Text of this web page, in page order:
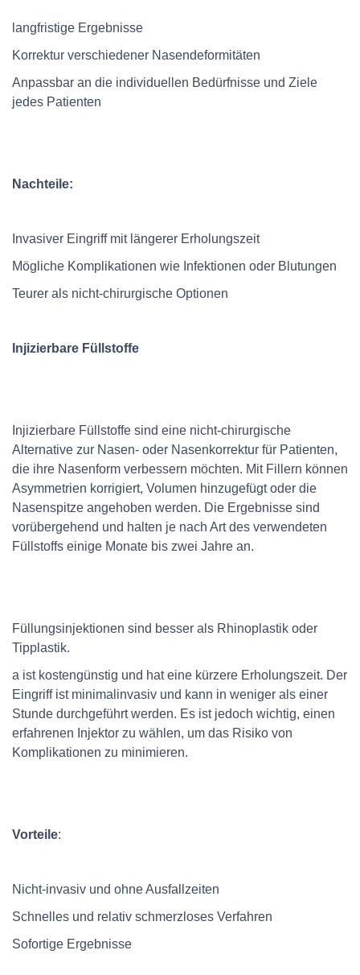
langfristige Ergebnisse
Korrektur verschiedener Nasendeformitäten
Anpassbar an die individuellen Bedürfnisse und Ziele
jedes Patienten
Nachteile:
Invasiver Eingriff mit längerer Erholungszeit
Mögliche Komplikationen wie Infektionen oder Blutungen
Teurer als nicht-chirurgische Optionen
Injizierbare Füllstoffe
Injizierbare Füllstoffe sind eine nicht-chirurgische
Alternative zur Nasen- oder Nasenkorrektur für Patienten,
die ihre Nasenform verbessern möchten. Mit Fillern können
Asymmetrien korrigiert, Volumen hinzugefügt oder die
Nasenspitze angehoben werden. Die Ergebnisse sind
vorübergehend und halten je nach Art des verwendeten
Füllstoffs einige Monate bis zwei Jahre an.
Füllungsinjektionen sind besser als Rhinoplastik oder
Tipplastik.
a ist kostengünstig und hat eine kürzere Erholungszeit. Der
Eingriff ist minimalinvasiv und kann in weniger als einer
Stunde durchgeführt werden. Es ist jedoch wichtig, einen
erfahrenen Injektor zu wählen, um das Risiko von
Komplikationen zu minimieren.
Vorteile:
Nicht-invasiv und ohne Ausfallzeiten
Schnelles und relativ schmerzloses Verfahren
Sofortige Ergebnisse